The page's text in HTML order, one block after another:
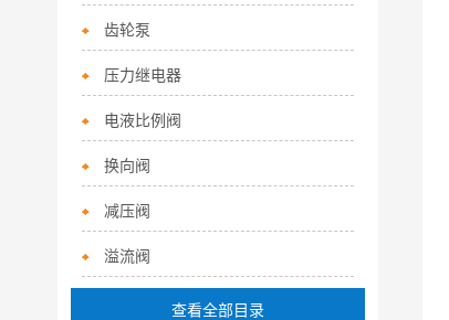
齿轮泵
压力继电器
电液比例阀
换向阀
减压阀
溢流阀
查看全部目录